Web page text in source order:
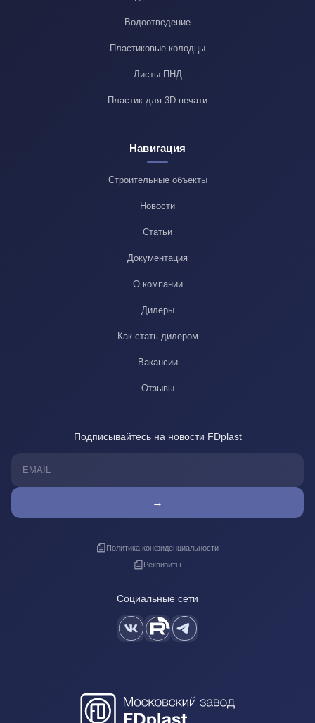
Водоотведение
Пластиковые колодцы
Листы ПНД
Пластик для 3D печати
Навигация
Строительные объекты
Новости
Статьи
Документация
О компании
Дилеры
Как стать дилером
Вакансии
Отзывы
Подписывайтесь на новости FDplast
→
Политика конфиденциальности
Реквизиты
Социальные сети